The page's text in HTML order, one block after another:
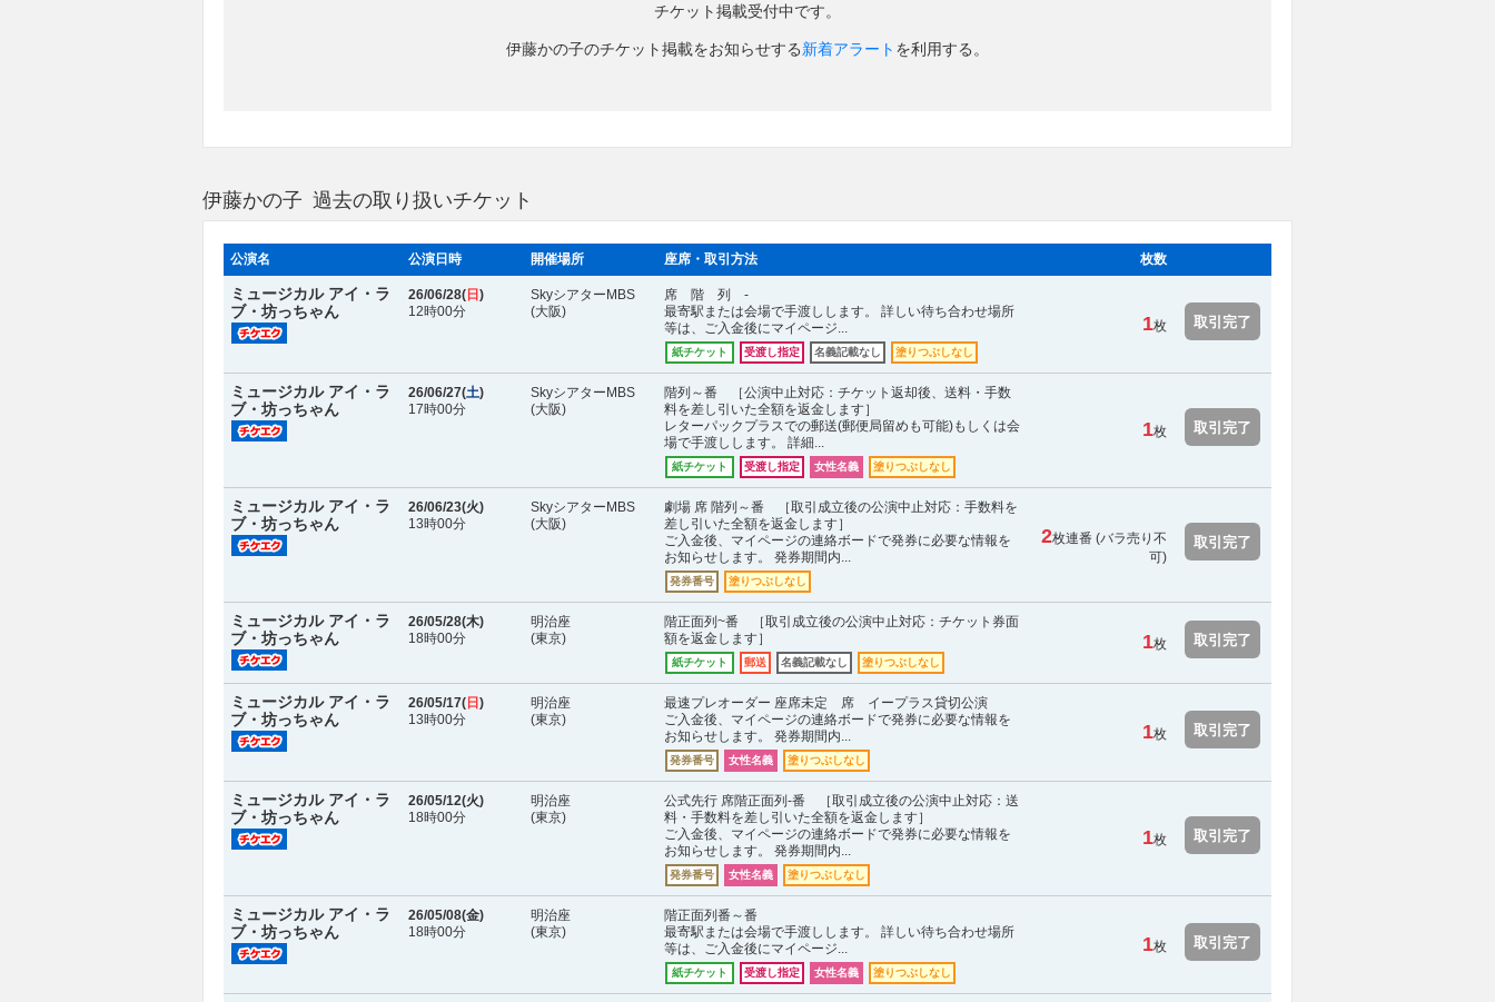
チケット掲載受付中です。
伊藤かの子のチケット掲載をお知らせする新着アラート を利用する。
伊藤かの子 過去の取り扱いチケット
公演名 公演日時 開催場所 座席・取引方法 枚数
ミュージカル アイ・ラ
ブ・坊っちゃん
26/06/28( 日 )
12時00分
SkyシアターMBS
(大阪)
席 階 列 -
最寄駅または会場で手渡しします。 詳しい待ち合わせ場所
等は、ご入金後にマイページ...
紙チケット 受渡し指定 名義記載なし 塗りつぶしなし
1枚 取引完了
ミュージカル アイ・ラ
ブ・坊っちゃん
26/06/27(土)
17時00分
SkyシアターMBS
(大阪)
階列～番 ［公演中止対応：チケット返却後、送料・手数
料を差し引いた全額を返金します］
レターパックプラスでの郵送(郵便局留めも可能)もしくは会
場で手渡しします。 詳細...
紙チケット 受渡し指定 女性名義 塗りつぶしなし
1枚 取引完了
ミュージカル アイ・ラ
ブ・坊っちゃん
26/06/23(火)
13時00分
SkyシアターMBS
(大阪)
劇場 席 階列～番 ［取引成立後の公演中止対応：手数料を
差し引いた全額を返金します］
ご入金後、マイページの連絡ボードで発券に必要な情報を
お知らせします。 発券期間内...
発券番号 塗りつぶしなし
2枚連番 (バラ売り不
可)
取引完了
ミュージカル アイ・ラ
ブ・坊っちゃん
26/05/28(木)
18時00分
明治座
(東京)
階正面列~番 ［取引成立後の公演中止対応：チケット券面
額を返金します］
紙チケット 郵送 名義記載なし 塗りつぶしなし
1枚 取引完了
ミュージカル アイ・ラ
ブ・坊っちゃん
26/05/17( 日 )
13時00分
明治座
(東京)
最速プレオーダー 座席未定 席 イープラス貸切公演
ご入金後、マイページの連絡ボードで発券に必要な情報を
お知らせします。 発券期間内...
発券番号 女性名義 塗りつぶしなし
1枚 取引完了
ミュージカル アイ・ラ
ブ・坊っちゃん
26/05/12(火)
18時00分
明治座
(東京)
公式先行 席階正面列-番 ［取引成立後の公演中止対応：送
料・手数料を差し引いた全額を返金します］
ご入金後、マイページの連絡ボードで発券に必要な情報を
お知らせします。 発券期間内...
発券番号 女性名義 塗りつぶしなし
1枚 取引完了
ミュージカル アイ・ラ
ブ・坊っちゃん
26/05/08(金)
18時00分
明治座
(東京)
階正面列番～番
最寄駅または会場で手渡しします。 詳しい待ち合わせ場所
等は、ご入金後にマイページ...
紙チケット 受渡し指定 女性名義 塗りつぶしなし
1枚 取引完了